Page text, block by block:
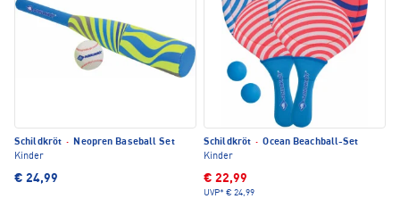
Schildkröt · Neopren Baseball Set
Kinder
€ 24,99
Schildkröt · Ocean Beachball-Set
Kinder
€ 22,99
UVP* € 24,99